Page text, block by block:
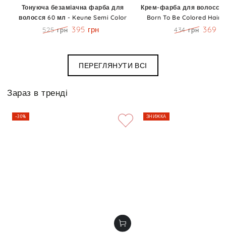
Тонуюча безаміачна фарба для
волосся 60 мл - Keune Semi Color
525 грн 395 грн
Крем-фарба для волосся
Born To Be Colored Hair
434 грн 369
ПЕРЕГЛЯНУТИ ВСІ
Зараз в тренді
–30% ЗНИЖКА